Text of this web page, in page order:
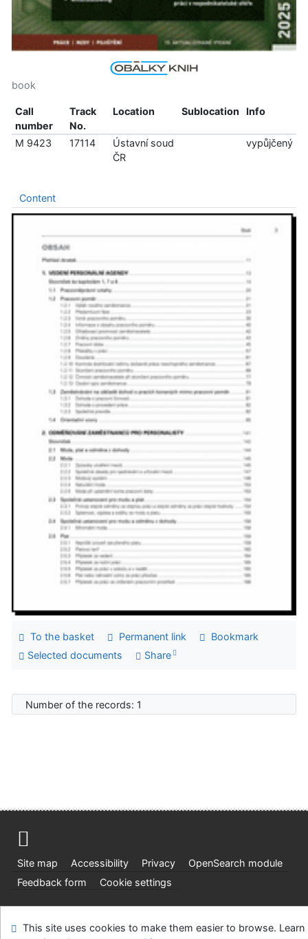
book
Call
number
Track
No.
Location Sublocation Info
M 9423 17114
Ústavní soud
ČR
vypůjčený
Content
To the basket Permanent link
Bookmark
Selected documents
Share
Number of the records: 1
Site map Accessibility Privacy
OpenSearch module
Feedback form
Cookie settings
660 83 Brno
This site uses cookies to make them easier to browse. Learn